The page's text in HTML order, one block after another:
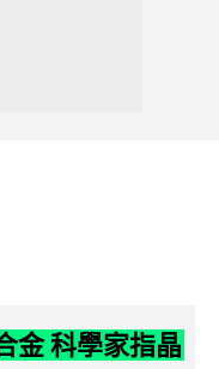
金 科學家指晶